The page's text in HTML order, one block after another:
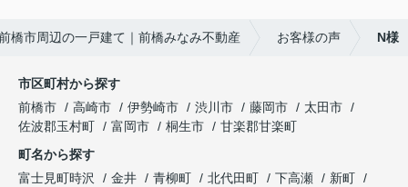
とめたものを何度も更新し作っていただきました。
購入までの流れが想像でき、さまざまな複雑な手続
住宅販売店が関わる疑問点に対しても、みなみ不動
産さんから連絡や確認していただきました。さらに
ることを進んでしていただきありがたかったです。
〇感じたこと、良かった点、もっとこうして欲しか
ったことなど
大きな買い物になるので気になったことがあるとな
んでもかんでも質問してしまいましたが、LINEの
返信は早く、確認しないと分からないこともすぐに
確認して連絡下さったので、安心感があったのでと
ても良かったと思います。
夫婦共々とても信頼しております★
今後とも宜しくお願い致します!!
橋市周辺の一戸建て｜前橋みなみ不動産 お客様の声 N様
市区町村から探す
前橋市
高崎市 伊勢崎市 渋川市 藤岡市
太田市
佐波郡玉村町
富岡市 桐生市
甘楽郡甘楽町
町名から探す
富士見町時沢
金井 青柳町 北代田町 下高瀬
新町